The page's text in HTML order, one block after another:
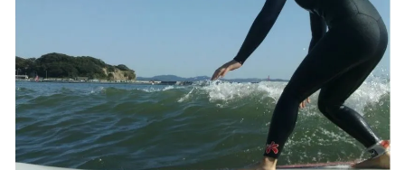
この記事は箱根 芦ノ湖畔蛸川温泉 龍宮殿のPR記事です。